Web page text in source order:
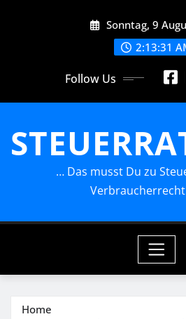
Sonntag, 9
2:13:32
Follow Us
… Das musst Du zu
Home